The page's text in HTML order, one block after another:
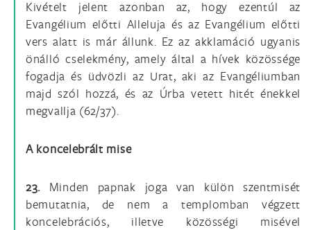
Kivételt jelent azonban az, hogy ezentúl az
Evangélium előtti Alleluja és az Evangélium előtti
vers alatt is már állunk. Ez az akklamáció ugyanis
önálló cselekmény, amely által a hívek közössége
fogadja és üdvözli az Urat, aki az Evangéliumban
majd szól hozzá, és az Úrba vetett hitét énekkel
megvallja (62/37).
A koncelebrált mise
23. Minden papnak joga van külön szentmisét
bemutatnia, de nem a templomban végzett
koncelebrációs, illetve közösségi misével